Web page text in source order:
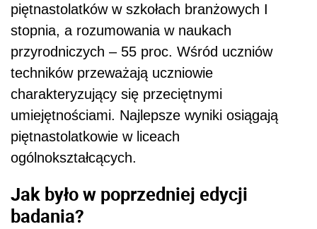
piętnastolatków w szkołach branżowych I
stopnia, a rozumowania w naukach
przyrodniczych – 55 proc. Wśród uczniów
techników przeważają uczniowie
charakteryzujący się przeciętnymi
umiejętnościami. Najlepsze wyniki osiągają
piętnastolatkowie w liceach
ogólnokształcących.
Jak było w poprzedniej edycji
badania?